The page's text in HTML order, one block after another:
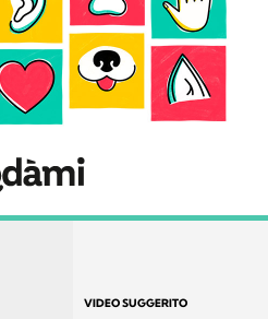
VIDEO SUGGERITO